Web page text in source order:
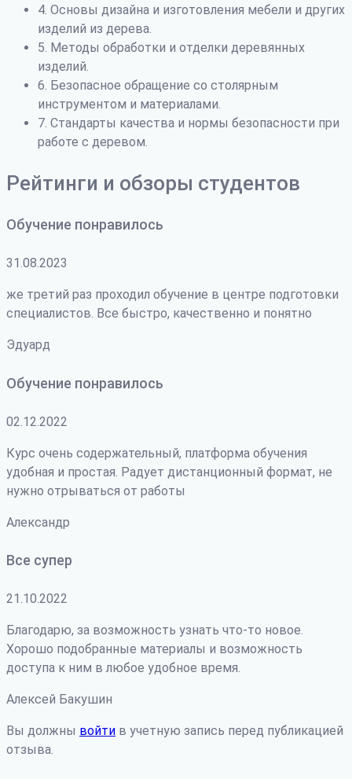
4. Основы дизайна и изготовления мебели и других
изделий из дерева.
5. Методы обработки и отделки деревянных
изделий.
6. Безопасное обращение со столярным
инструментом и материалами.
7. Стандарты качества и нормы безопасности при
работе с деревом.
Рейтинги и обзоры студентов
Обучение понравилось
31.08.2023
же третий раз проходил обучение в центре подготовки
специалистов. Все быстро, качественно и понятно
Эдуард
Обучение понравилось
02.12.2022
Курс очень содержательный, платформа обучения
удобная и простая. Радует дистанционный формат, не
нужно отрываться от работы
Александр
Все супер
21.10.2022
Благодарю, за возможность узнать что-то новое.
Хорошо подобранные материалы и возможность
доступа к ним в любое удобное время.
Алексей Бакушин
Вы должны войти в учетную запись перед публикацией
отзыва.